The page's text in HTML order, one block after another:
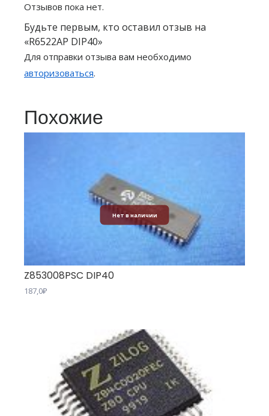
Отзывов пока нет.
Будьте первым, кто оставил отзыв на
«R6522AP DIP40»
Для отправки отзыва вам необходимо
авторизоваться.
Похожие
Нет в наличии
Z853008PSC DIP40
187,0₽